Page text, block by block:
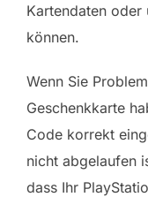
Kartendaten oder
können.
Wenn Sie
Geschenkkarte
Code korrekt
nicht abgelaufen
dass Ihr